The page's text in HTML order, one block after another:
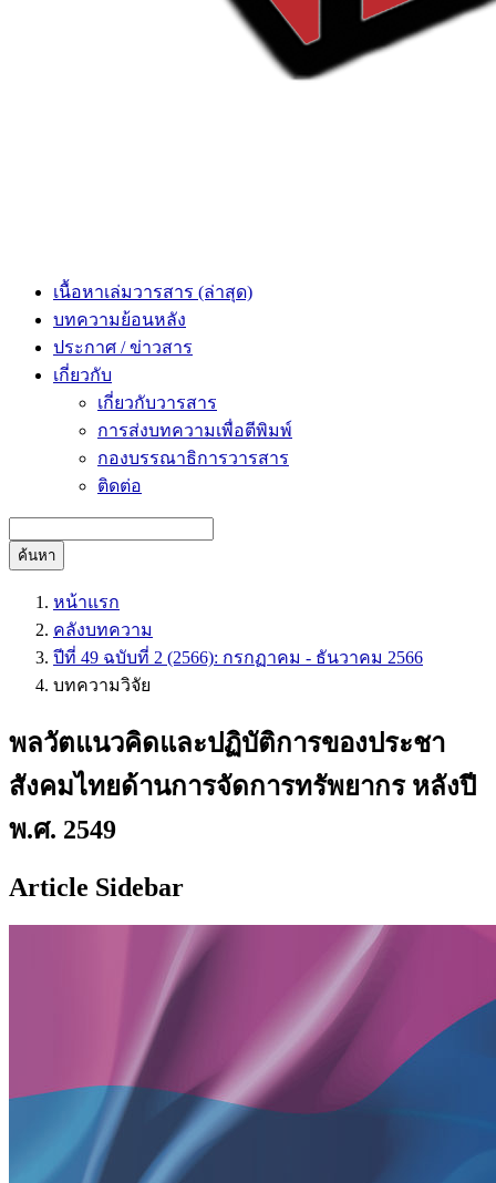
เนื้อหาเล่มวารสาร (ล่าสุด)
บทความย้อนหลัง
ประกาศ / ข่าวสาร
เกี่ยวกับ
เกี่ยวกับวารสาร
การส่งบทความเพื่อตีพิมพ์
กองบรรณาธิการวารสาร
ติดต่อ
ค้นหา
หน้าแรก
คลังบทความ
ปีที่ 49 ฉบับที่ 2 (2566): กรกฏาคม - ธันวาคม 2566
บทความวิจัย
พลวัตแนวคิดและปฏิบัติการของประชา
สังคมไทยด้านการจัดการทรัพยากร หลังปี
พ.ศ. 2549
Article Sidebar